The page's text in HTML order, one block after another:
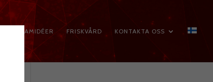
PROGRAMIDÉER FRISKVÅRD KONTAKTA OSS